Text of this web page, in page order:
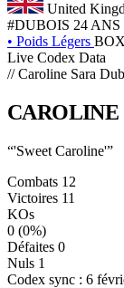
United
#DUBOIS 24 ANS
• Poids Légers
Live Codex Data
// Caroline Sara
CAROLINE
“'Sweet Caroline'”
Combats 12
Victoires 11
KOs
0 (0%)
Défaites 0
Nuls 1
Codex sync : 6